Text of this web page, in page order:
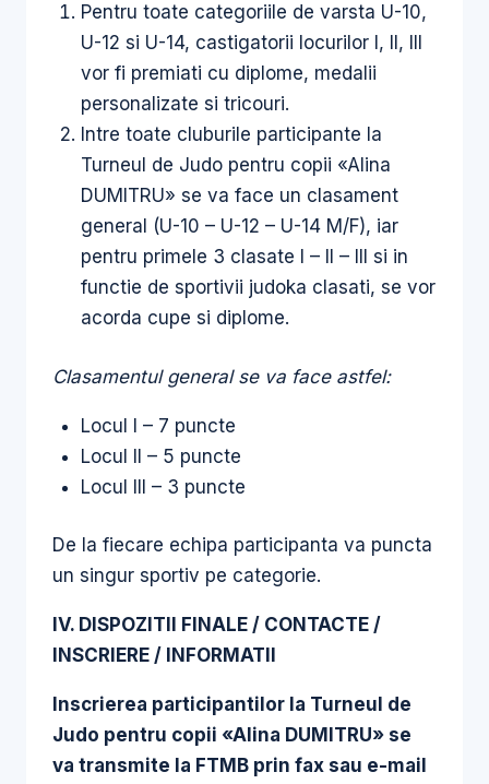
Pentru toate categoriile de varsta U-10,
U-12 si U-14, castigatorii locurilor I, II, III
vor fi premiati cu diplome, medalii
personalizate si tricouri.
Intre toate cluburile participante la
Turneul de Judo pentru copii «Alina
DUMITRU» se va face un clasament
general (U-10 – U-12 – U-14 M/F), iar
pentru primele 3 clasate I – II – III si in
functie de sportivii judoka clasati, se vor
acorda cupe si diplome.
Clasamentul general se va face astfel:
Locul I – 7 puncte
Locul II – 5 puncte
Locul III – 3 puncte
De la fiecare echipa participanta va puncta
un singur sportiv pe categorie.
IV. DISPOZITII FINALE / CONTACTE /
INSCRIERE / INFORMATII
Inscrierea participantilor la Turneul de
Judo pentru copii «Alina DUMITRU» se
va transmite la FTMB prin fax sau e-mail